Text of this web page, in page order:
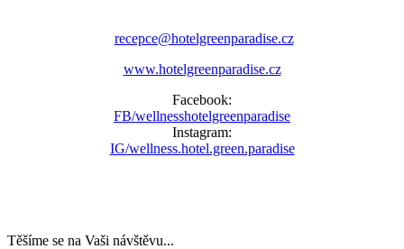
recepce@hotelgreenparadise.cz
www.hotelgreenparadise.cz
Facebook:
FB/wellnesshotelgreenparadise
Instagram:
IG/wellness.hotel.green.paradise
Těšíme se na Vaši návštěvu...